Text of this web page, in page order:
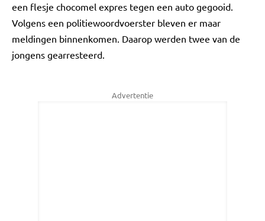
een flesje chocomel expres tegen een auto gegooid.
Volgens een politiewoordvoerster bleven er maar
meldingen binnenkomen. Daarop werden twee van de
jongens gearresteerd.
Advertentie